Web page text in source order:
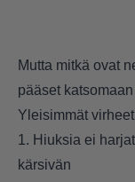
Mutta mitkä ovat
pääset
Yleisimmät
1. Hiuksia ei
kärsivän